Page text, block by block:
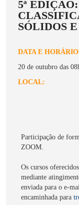
Treinamentos
Materiais Educativos
Webinars
Projeto Saber+
5ª
SÓLIDOS
DATA E
20 de outubro das
LOCAL:
Participação de
ZOOM.
Os cursos
mediante
enviada para o e-
encaminhada para